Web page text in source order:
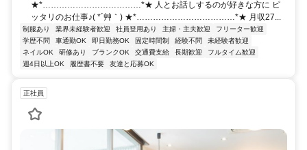
★*………………………………*★ 人とお話しするのが好きな方に ピ
ッタリのお仕事♪( *´艸｀) ★*………………………………*★ 月収27...
制服あり 業界未経験者歓迎 社員登用あり 主婦・主夫歓迎
フリーター歓迎
学歴不問
車通勤OK 即日勤務OK 固定時間制 経験不問
未経験者歓迎
ネイルOK
研修あり ブランクOK 交通費支給 長期歓迎
フルタイム歓迎
週4日以上OK
履歴書不要 友達と応募OK
正社員